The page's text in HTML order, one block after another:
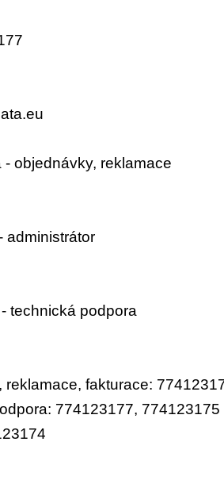
objednávky, reklamace
administrátor
technická podpora
reklamace, fakturace:
774123177, 774123175